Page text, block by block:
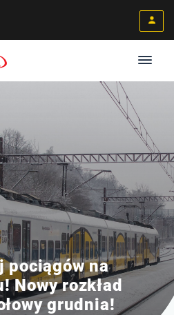
pociągów na
Nowy rozkład
grudnia!